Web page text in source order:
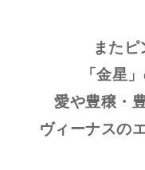
また
「金星
愛や豊穣・
ヴィーナスの